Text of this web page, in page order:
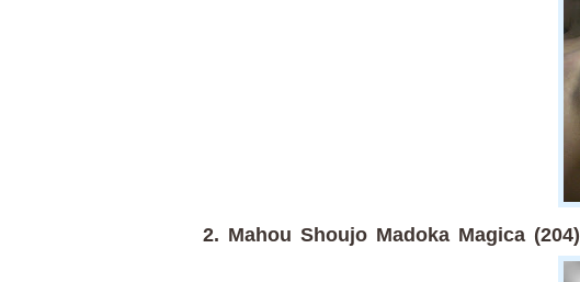
2. Mahou Shoujo Madoka Magica (204)